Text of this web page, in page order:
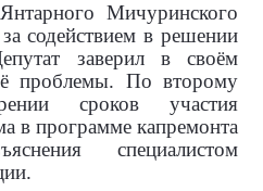
Мичуринского
содействием в решении
заверил в своём
проблемы. По второму
сроков участия
в программе капремонта
специалистом